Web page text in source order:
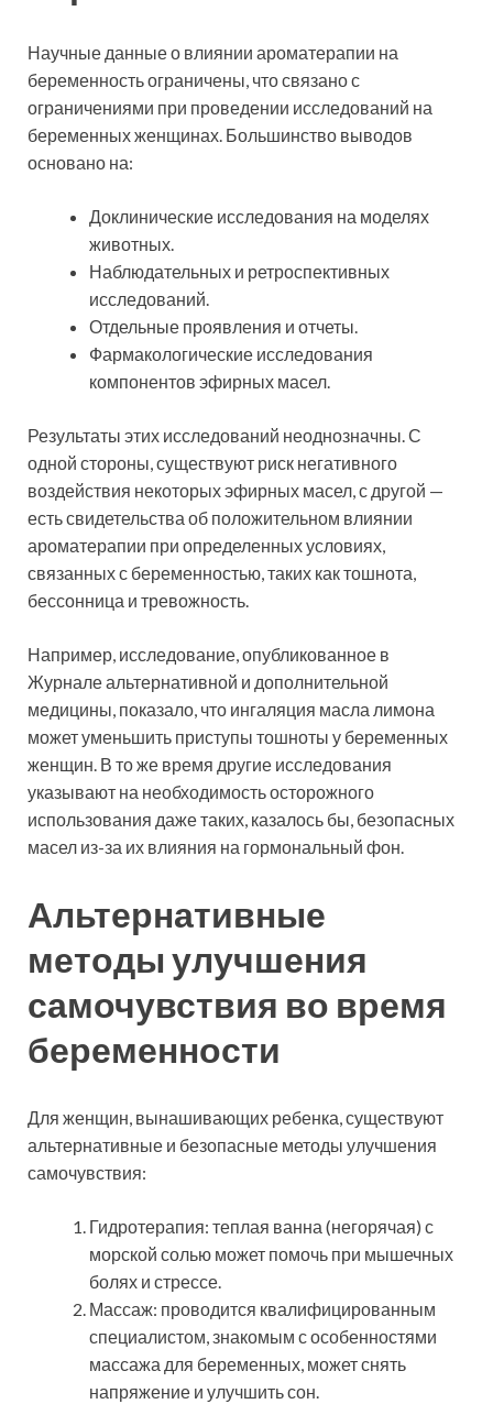
Научные данные о влиянии ароматерапии на
беременность ограничены, что связано с
ограничениями при проведении исследований на
беременных женщинах. Большинство выводов
основано на:
Доклинические исследования на моделях
животных.
Наблюдательных и ретроспективных
исследований.
Отдельные проявления и отчеты.
Фармакологические исследования
компонентов эфирных масел.
Результаты этих исследований неоднозначны. С
одной стороны, существуют риск негативного
воздействия некоторых эфирных масел, с другой —
есть свидетельства об положительном влиянии
ароматерапии при определенных условиях,
связанных с беременностью, таких как тошнота,
бессонница и тревожность.
Например, исследование, опубликованное в
Журнале альтернативной и дополнительной
медицины, показало, что ингаляция масла лимона
может уменьшить приступы тошноты у беременных
женщин. В то же время другие исследования
указывают на необходимость осторожного
использования даже таких, казалось бы, безопасных
масел из-за их влияния на гормональный фон.
Альтернативные
методы улучшения
самочувствия во время
беременности
Для женщин, вынашивающих ребенка, существуют
альтернативные и безопасные методы улучшения
самочувствия:
Гидротерапия: теплая ванна (негорячая) с
морской солью может помочь при мышечных
болях и стрессе.
Массаж: проводится квалифицированным
специалистом, знакомым с особенностями
массажа для беременных, может снять
напряжение и улучшить сон.